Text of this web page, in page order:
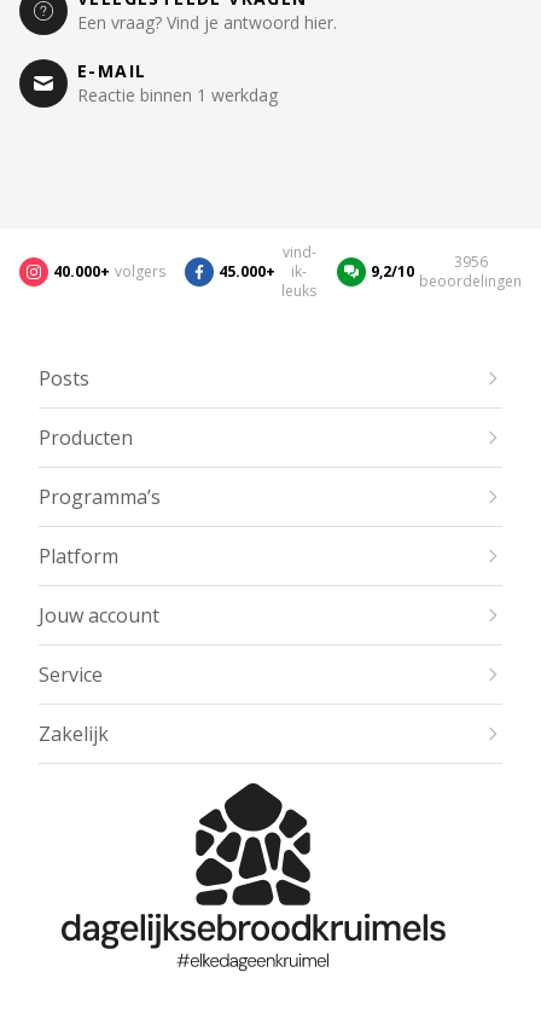
Een vraag? Vind je antwoord hier.
E-MAIL
Reactie binnen 1 werkdag
40.000+ volgers 45.000+
vind-
ik-
leuks
9,2/10
3956
beoordelingen
Posts
Producten
Programma’s
Platform
Jouw account
Service
Zakelijk